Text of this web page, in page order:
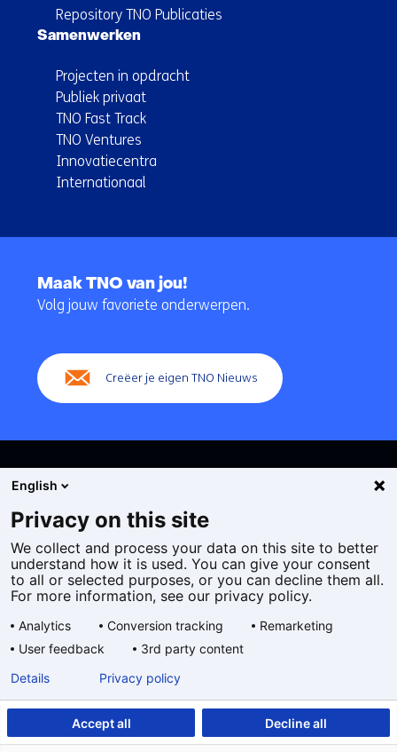
Repository TNO Publicaties
Samenwerken
Projecten in opdracht
Publiek privaat
TNO Fast Track
TNO Ventures
Innovatiecentra
Internationaal
navigatie
Maak TNO van jou!
Volg jouw favoriete onderwerpen.
Creëer je eigen TNO Nieuws
Cookies
Privacy statement
Toegankelijkheid
Algemene voorwaarden
taal:
English
Privacy on this site
We collect and process your data on this site to better
understand how it is used. You can give your consent
to all or selected purposes, or you can decline them all.
For more information, see our privacy policy.
Analytics Conversion tracking
Remarketing
User feedback
3rd party content
Accept all Decline all
Details Privacy policy